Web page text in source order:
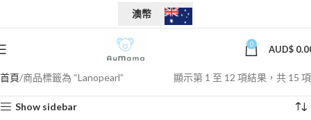
澳幣
0 AUD$
首頁 商品標籤為 “Lanopearl” 顯示第 1 至 12 項結果，共 15 項
Show sidebar